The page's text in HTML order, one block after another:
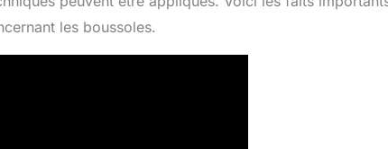
les boussoles.